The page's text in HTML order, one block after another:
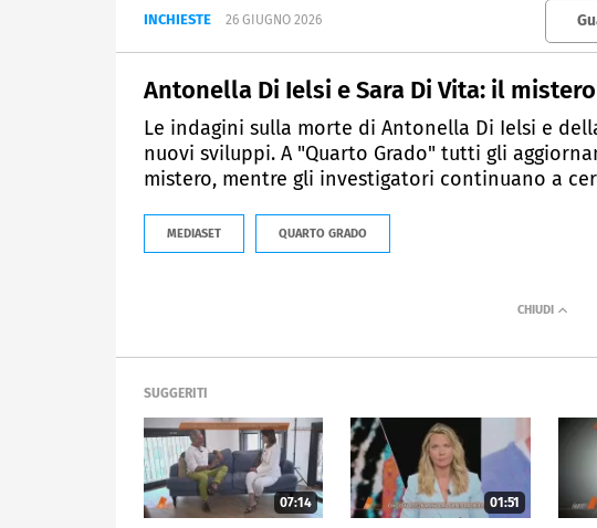
INCHIESTE 26 GIUGNO 2026
Antonella Di Ielsi e Sara Di Vita: il
Le indagini sulla morte di Antonella Di Ielsi e
nuovi sviluppi. A "Quarto Grado" tutti gli
mistero, mentre gli investigatori continuano a
MEDIASET QUARTO GRADO
SUGGERITI
07:14 01:51